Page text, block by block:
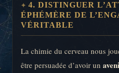
4. DISTINGUER
ÉPHÉMÈRE DE
VÉRITABLE
La chimie du cerveau nous
être persuadée d’avoir un